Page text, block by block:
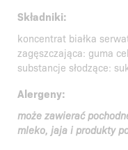
Składniki:
koncentrat białka
zagęszczająca: guma
substancje słodzące:
Alergeny:
może zawierać
mleko, jaja i produkty